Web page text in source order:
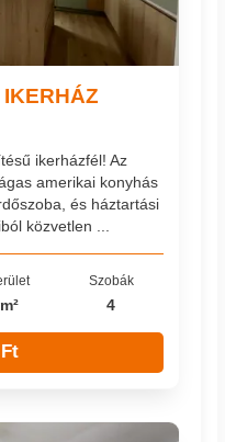
ikerházfél! Az
amerikai konyhás
és háztartási
közvetlen ...
Szobák
4